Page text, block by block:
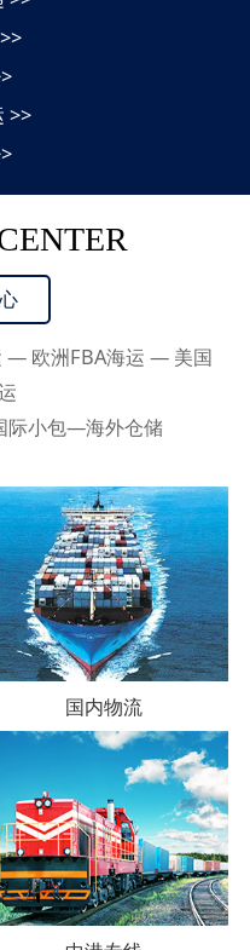
>>
— 欧洲FBA海运 — 美国
小包—海外仓储
国内物流